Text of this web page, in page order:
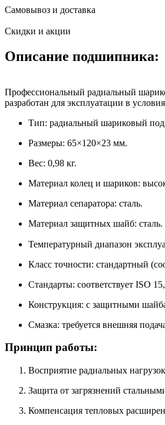
Самовывоз и доставка
Скидки и акции
Описание подшипника:
Профессиональный радиальный
разработан для эксплуатации в
Тип: радиальный шариковый
Размеры: 65×120×23 мм.
Вес: 0,98 кг.
Материал колец и шариков:
Материал сепаратора: сталь.
Материал защитных шайб: сталь.
Температурный диапазон
Класс точности: стандартный
Стандарты: соответствует ISO
Конструкция: с защитными
Смазка: требуется внешняя
Принцип работы:
Восприятие радиальных
Защита от загрязнений
Компенсация тепловых